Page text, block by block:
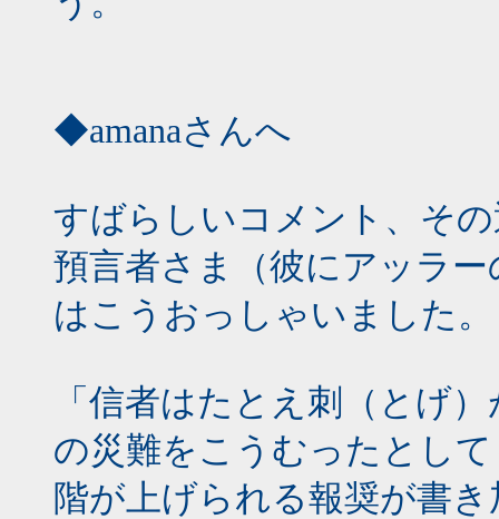
◆amanaさんへ
すばらしいコメント、そ
預言者さま（彼にアッラ
はこうおっしゃいました。
「信者はたとえ刺（とげ
の災難をこうむったとし
階が上げられる報奨が書